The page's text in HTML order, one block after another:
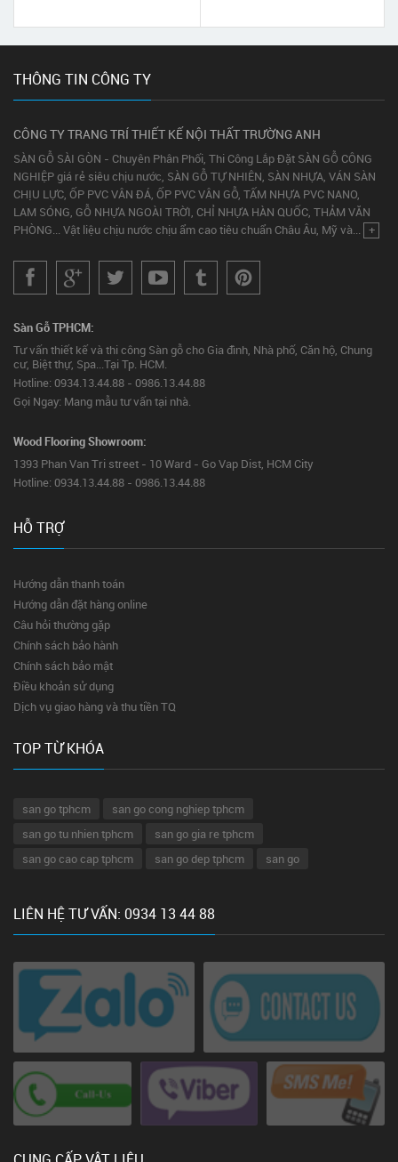
THÔNG TIN CÔNG TY
CÔNG TY TRANG TRÍ THIẾT KẾ NỘI THẤT TRƯỜNG ANH
SÀN GỖ SÀI GÒN - Chuyên Phân Phối, Thi Công Lắp Đặt SÀN GỖ CÔNG
NGHIỆP giá rẻ siêu chịu nước, SÀN GỖ TỰ NHIÊN, SÀN NHỰA, VÁN SÀN
CHỊU LỰC, ỐP PVC VÂN ĐÁ, ỐP PVC VÂN GỖ, TẤM NHỰA PVC NANO,
LAM SÓNG, GỖ NHỰA NGOÀI TRỜI, CHỈ NHỰA HÀN QUỐC, THẢM VĂN
PHÒNG... Vật liệu chịu nước chịu ẩm cao tiêu chuẩn Châu Âu, Mỹ và... +
Sàn Gỗ TPHCM:
Tư vấn thiết kế và thi công Sàn gỗ cho Gia đình, Nhà phố, Căn hộ, Chung
cư, Biệt thự, Spa...Tại Tp. HCM.
Hotline: 0934.13.44.88 - 0986.13.44.88
Gọi Ngay: Mang mẫu tư vấn tại nhà.
Wood Flooring Showroom:
1393 Phan Van Tri street - 10 Ward - Go Vap Dist, HCM City
Hotline: 0934.13.44.88 - 0986.13.44.88
HỖ TRỢ
Hướng dẫn thanh toán
Hướng dẫn đặt hàng online
Câu hỏi thường gặp
Chính sách bảo hành
Chính sách bảo mật
Điều khoản sử dụng
Dịch vụ giao hàng và thu tiền TQ
TOP TỪ KHÓA
san go tphcm
san go cong nghiep tphcm
san go tu nhien tphcm
san go gia re tphcm
san go cao cap tphcm
san go dep tphcm san go
LIÊN HỆ TƯ VẤN: 0934 13 44 88